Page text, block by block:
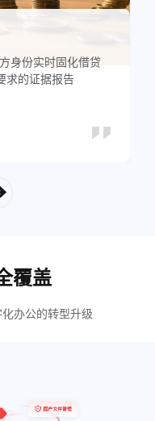
身份实时固化借贷
求的证据报告
覆盖
办公的转型升级